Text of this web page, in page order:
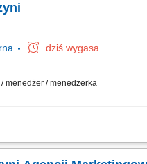
dziś wygasa
menedżer / menedżerka
w oparciu o sprawdzony